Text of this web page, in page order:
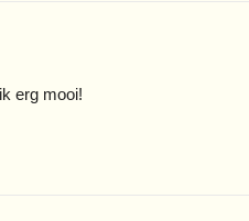
erg mooi!